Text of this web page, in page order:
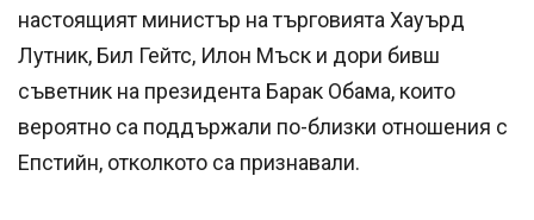
настоящият министър на търговията Хауърд
Лутник, Бил Гейтс, Илон Мъск и дори бивш
съветник на президента Барак Обама, които
вероятно са поддържали по-близки отношения с
Епстийн, отколкото са признавали.